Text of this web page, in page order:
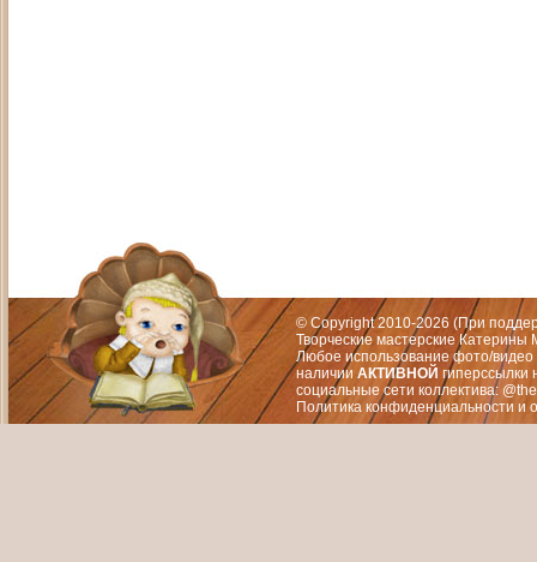
© Copyright 2010-2026 (При
Творческие мастерские
Любое использование фото/видео
наличии АКТИВНОЙ гиперссылки
социальные сети коллектива:
Политика конфиденциальности и